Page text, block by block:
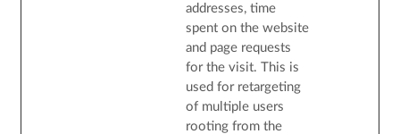
addresses, time
spent on the website
and page requests
for the visit. This is
used for retargeting
of multiple users
rooting from the